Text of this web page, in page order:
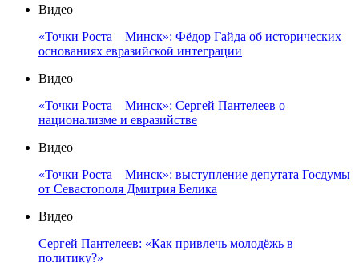
Видео
«Точки Роста – Минск»: Фёдор Гайда об исторических
основаниях евразийской интеграции
Видео
«Точки Роста – Минск»: Сергей Пантелеев о
национализме и евразийстве
Видео
«Точки Роста – Минск»: выступление депутата Госдумы
от Севастополя Дмитрия Белика
Видео
Сергей Пантелеев: «Как привлечь молодёжь в
политику?»